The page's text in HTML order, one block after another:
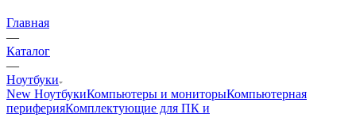
Главная
—
Каталог
—
Ноутбуки
New НоутбукиКомпьютеры и мониторыКомпьютерная
периферияКомплектующие для ПК и